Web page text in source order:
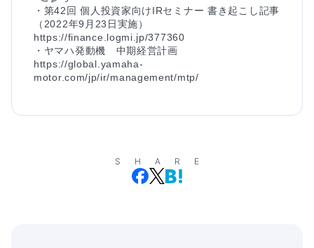
・第42回 個人投資家向けIRセミナー 書き起こし記事
（2022年9月23日実施）
https://finance.logmi.jp/377360
・ヤマハ発動機　中期経営計画
https://global.yamaha-
motor.com/jp/ir/management/mtp/
SHARE